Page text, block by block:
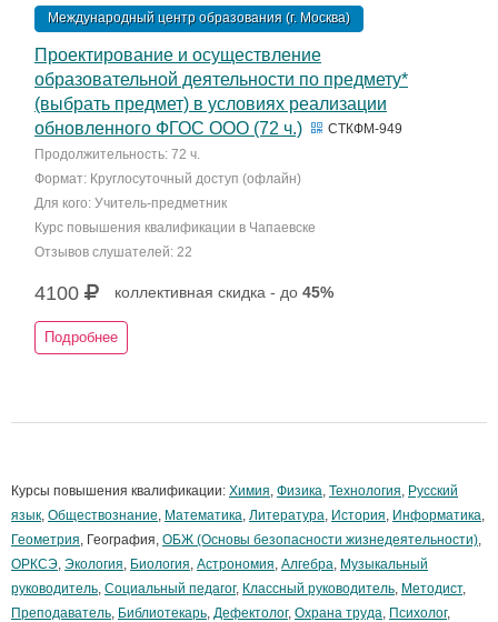
Международный центр образования (г. Москва)
Проектирование и осуществление
образовательной деятельности по предмету*
(выбрать предмет) в условиях реализации
обновленного ФГОС ООО (72 ч.)
СТКФМ-949
Продолжительность: 72 ч.
Формат: Круглосуточный доступ (офлайн)
Для кого: Учитель-предметник
Курс повышения квалификации в Чапаевске
Отзывов слушателей: 22
4100 коллективная скидка - до 45%
Подробнее
Курсы повышения квалификации: Химия, Физика, Технология, Русский
язык, Обществознание, Математика, Литература, История, Информатика,
Геометрия, География, ОБЖ (Основы безопасности жизнедеятельности),
ОРКСЭ, Экология, Биология, Астрономия, Алгебра, Музыкальный
руководитель, Социальный педагог, Классный руководитель, Методист,
Преподаватель, Библиотекарь, Дефектолог, Охрана труда, Психолог,